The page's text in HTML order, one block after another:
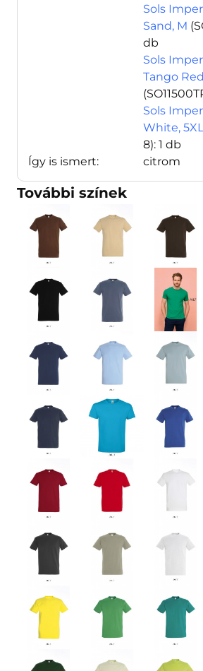
Sols
Sand, M
db
Sols
Tango
Sols
White,
8): 1 db
Így is ismert:
citrom
További színek